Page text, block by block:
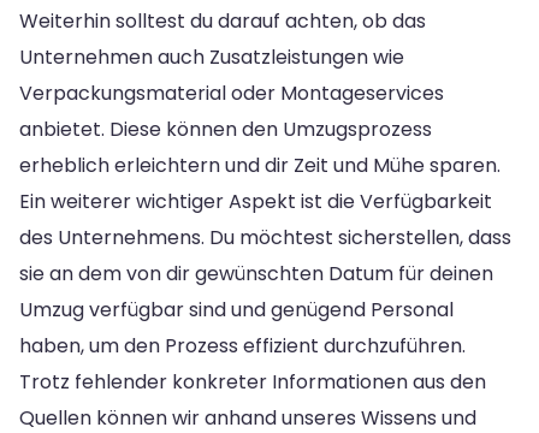
Weiterhin solltest du darauf achten, ob das
Unternehmen auch Zusatzleistungen wie
Verpackungsmaterial oder Montageservices
anbietet. Diese können den Umzugsprozess
erheblich erleichtern und dir Zeit und Mühe sparen.
Ein weiterer wichtiger Aspekt ist die Verfügbarkeit
des Unternehmens. Du möchtest sicherstellen, dass
sie an dem von dir gewünschten Datum für deinen
Umzug verfügbar sind und genügend Personal
haben, um den Prozess effizient durchzuführen.
Trotz fehlender konkreter Informationen aus den
Quellen können wir anhand unseres Wissens und